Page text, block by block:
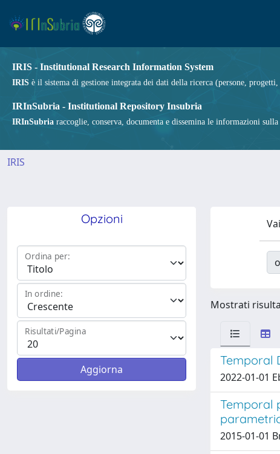
IRIS - Institutional Research Information System
IRIS è il sistema di gestione integrata dei dati della ricerca (persone,
IRInSubria - Institutional Repository Insubria
IRInSubria raccoglie, conserva, documenta e dissemina le informazioni
IRIS
Opzioni
Ordina per:
In ordine:
Risultati/Pagina
Mostrati
Temporal
2022-01-01
Temporal
2015-01-01